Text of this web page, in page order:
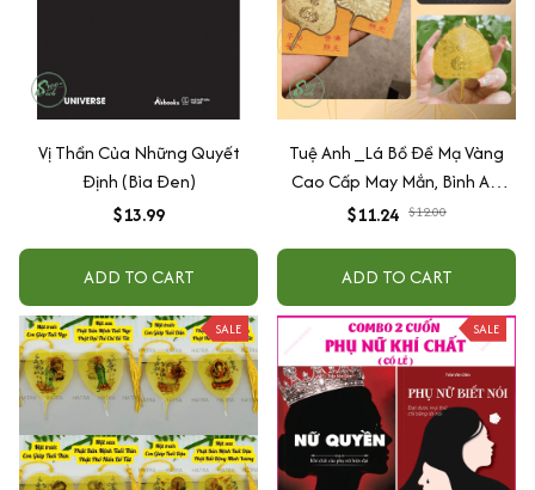
Vị Thần Của Những Quyết
Định (Bìa Đen)
$13.99
ADD TO CART
Tuệ Anh _Lá Bồ Đề Mạ Vàng
Cao Cấp May Mắn, Bình An,
Chiêu Tài Lộc
$11.24 $12.00
ADD TO CART
SALE SALE